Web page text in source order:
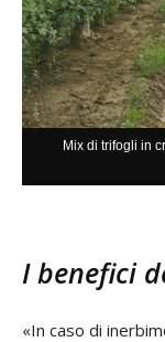
Mix di trifogli in
I benefici
«In caso di